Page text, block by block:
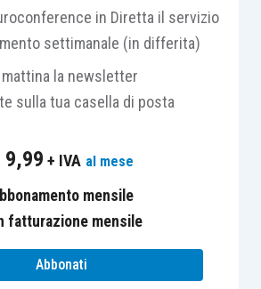
oggetto di acquisto e
sono autovetture , che
Tuire all’articolo 19-bis1, D.P.R.
leimposte sui redditi
Tuir, prevede una
delle spese relative
gli stessi vengano utilizzati
in Diretta il servizio
settimanale (in differita)
la newsletter
sulla tua casella di posta
9,99 + IVA al mese
mensile
fatturazione mensile
Abbonati